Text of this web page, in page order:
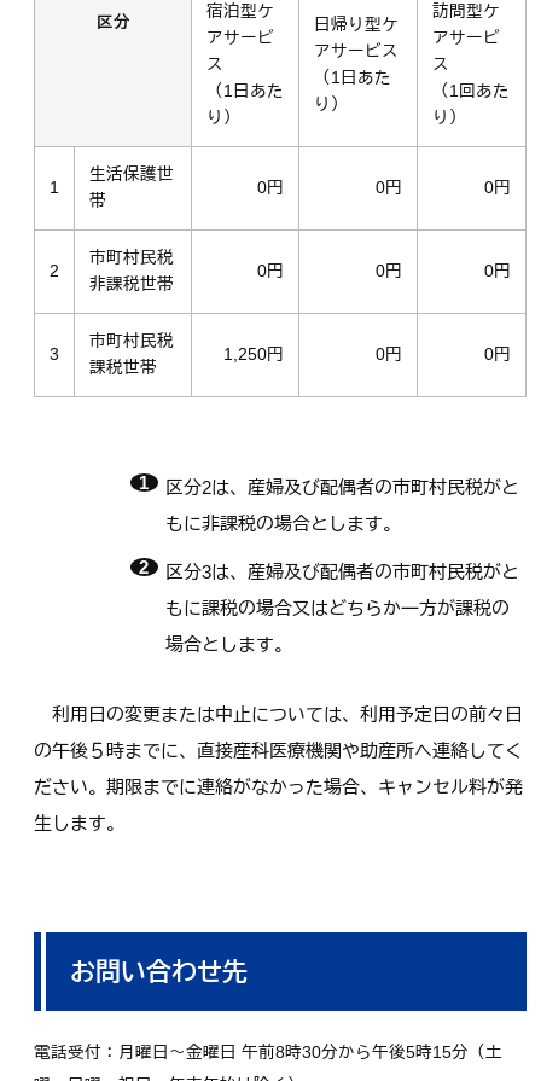
区分
宿泊型ケ
アサービ
ス
（1日あた
り）
日帰り型ケ
アサービス
（1日あた
り）
訪問型ケ
アサービ
ス
（1回あた
り）
1
生活保護世
帯
0円 0円 0円
2
市町村民税
非課税世帯
0円 0円 0円
3
市町村民税
課税世帯
1,250円 0円 0円
区分2は、産婦及び配偶者の市町村民税がと
もに非課税の場合とします。
区分3は、産婦及び配偶者の市町村民税がと
もに課税の場合又はどちらか一方が課税の
場合とします。
利用日の変更または中止については、利用予定日の前々日
の午後５時までに、直接産科医療機関や助産所へ連絡してく
ださい。期限までに連絡がなかった場合、キャンセル料が発
生します。
お問い合わせ先
電話受付：月曜日～金曜日 午前8時30分から午後5時15分（土